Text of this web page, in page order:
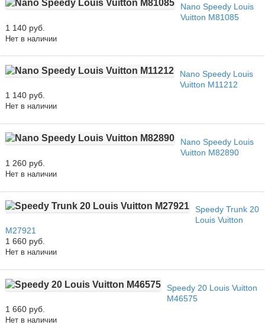
Nano Speedy Louis
Vuitton M81085
1 140 руб.
Нет в наличии
Nano Speedy Louis
Vuitton M11212
1 140 руб.
Нет в наличии
Nano Speedy Louis
Vuitton M82890
1 260 руб.
Нет в наличии
Speedy Trunk 20
Louis Vuitton
M27921
1 660 руб.
Нет в наличии
Speedy 20 Louis Vuitton
M46575
1 660 руб.
Нет в наличии